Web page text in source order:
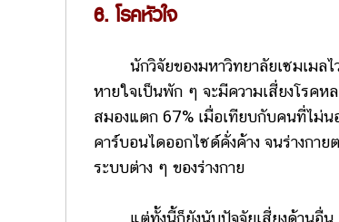
6. โรคหัวใจ
นักวิจัยของมหาวิทยาลัยเซมเมลไ
หายใจเป็นพัก ๆ จะมีความเสี่ยงโรคห
สมองแตก 67% เมื่อเทียบกับคนที่ไม่น
คาร์บอนไดออกไซด์คั่งค้าง จนร่างกา
ระบบต่าง ๆ ของร่างกาย
แต่ทั้งนี้ก็ยังนับปัจจัยเสี่ยงด้านอื่น